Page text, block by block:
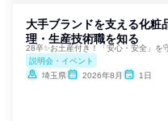
大手ブランドを支える化粧
理・生産技術職を知る
28卒✨お土産付き！「安心・安全」を
説明会・イベント
埼玉県
2026年8月 1日